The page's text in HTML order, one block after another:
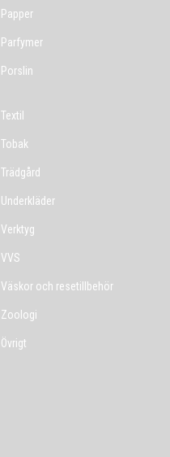
Papper
Parfymer
Porslin
Textil
Tobak
Trädgård
Underkläder
Verktyg
VVS
Väskor och resetillbehör
Zoologi
Övrigt